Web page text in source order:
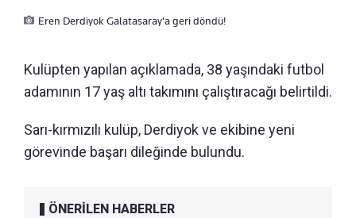
Eren Derdiyok Galatasaray'a geri döndü!
Kulüpten yapılan açıklamada, 38 yaşındaki futbol
adamının 17 yaş altı takımını çalıştıracağı belirtildi.
Sarı-kırmızılı kulüp, Derdiyok ve ekibine yeni
görevinde başarı dileğinde bulundu.
ÖNERİLEN HABERLER